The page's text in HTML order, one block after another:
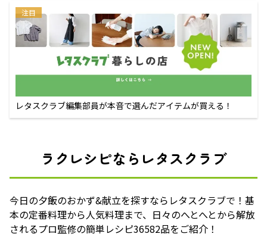
注目
レタスクラブ編集部員が本音で選んだアイテムが買える！
ラクレシピならレタスクラブ
今日の夕飯のおかず&献立を探すならレタスクラブで！基
本の定番料理から人気料理まで、日々のへとへとから解放
されるプロ監修の簡単レシピ36582品をご紹介！